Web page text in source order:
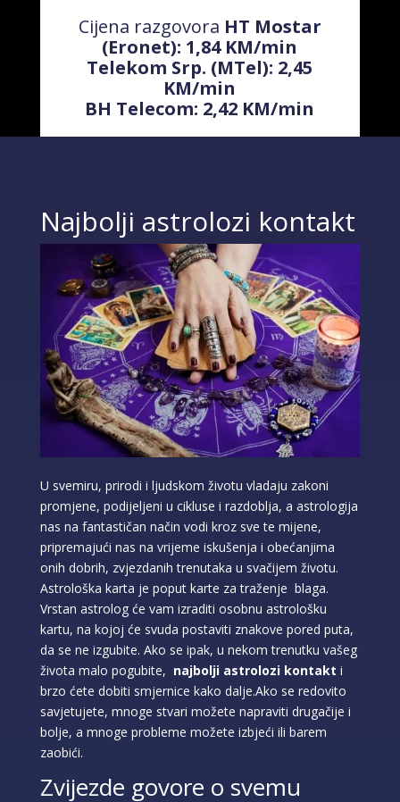
Cijena razgovora HT Mostar
(Eronet): 1,84 KM/min
Telekom Srp. (MTel): 2,45
KM/min
BH Telecom: 2,42 KM/min
Najbolji astrolozi kontakt
U svemiru, prirodi i ljudskom životu vladaju zakoni
promjene, podijeljeni u cikluse i razdoblja, a astrologija
nas na fantastičan način vodi kroz sve te mijene,
pripremajući nas na vrijeme iskušenja i obećanjima
onih dobrih, zvjezdanih trenutaka u svačijem životu.
Astrološka karta je poput karte za traženje blaga.
Vrstan astrolog će vam izraditi osobnu astrološku
kartu, na kojoj će svuda postaviti znakove pored puta,
da se ne izgubite. Ako se ipak, u nekom trenutku vašeg
života malo pogubite, najbolji astrolozi kontakt i
brzo ćete dobiti smjernice kako dalje.Ako se redovito
savjetujete, mnoge stvari možete napraviti drugačije i
bolje, a mnoge probleme možete izbjeći ili barem
zaobići.
Zvijezde govore o svemu